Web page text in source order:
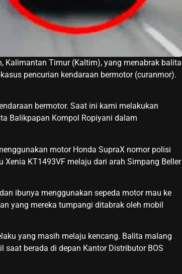
Kalimantan Timur (Kaltim), yang menabrak balita
pencurian kendaraan bermotor (curanmor).
bermotor. Saat ini kami melakukan
Balikpapan Kompol Ropiyani dalam
motor Honda SupraX nomor polisi
KT1493VF melaju dari arah Simpang Beller
ibunya menggunakan sepeda motor mau ke
yang mereka tumpangi ditabrak oleh mobil
yang masih melaju kencang. Balita malang
saat berada di depan Kantor Distributor BOS